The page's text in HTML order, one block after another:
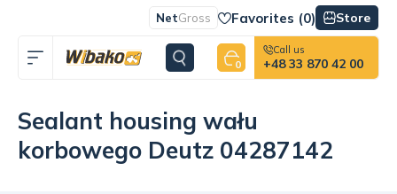
NetGross Favorites (0) Store
0
Call us
+48 33 870 42 00
Sealant housing wału
korbowego Deutz 04287142